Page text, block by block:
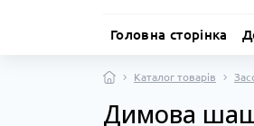
Головна сторінка
Каталог товарів
Димова